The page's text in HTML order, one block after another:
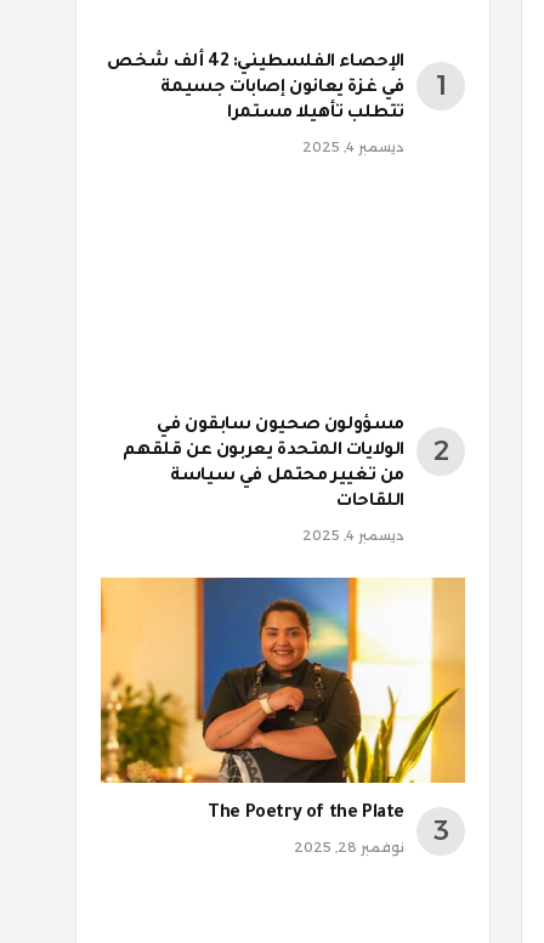
الإحصاء الفلسطيني: 42 ألف شخص
في غزة يعانون إصابات جسيمة
تتطلب تأهيلا مستمرا
ديسمبر 4, 2025
مسؤولون صحيون سابقون في
الولايات المتحدة يعربون عن قلقهم
من تغيير محتمل في سياسة
اللقاحات
ديسمبر 4, 2025
The Poetry of the Plate
نوفمبر 28, 2025